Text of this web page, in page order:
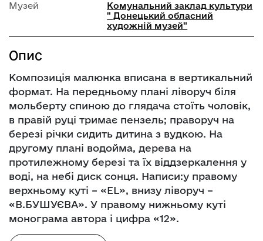
Музей
Комунальний заклад культури
" Донецький обласний
художній музей"
Опис
Композиція малюнка вписана в вертикальний
формат. На передньому плані ліворуч біля
мольберту спиною до глядача стоїть чоловік,
в правій руці тримає пензель; праворуч на
березі річки сидить дитина з вудкою. На
другому плані водойма, дерева на
протилежному березі та їх віддзеркалення у
воді, на небі диск сонця. Написи:у правому
верхньому куті – «EL», внизу ліворуч –
«В.БУШУЄВА». У правому нижньому куті
монограма автора і цифра «12».